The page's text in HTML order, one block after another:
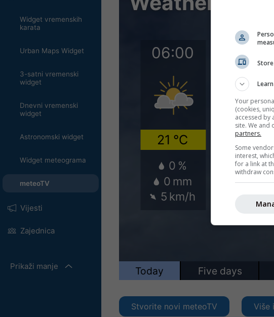
Widget vremenskih
karata
Urban Maps Widget
3-satni vremenski
widget
Dnevni vremenski
widget
Astronomski widget
Widget meteograma
meteoTV
Vijesti
Zajednica
Prikaži manje
Stvorite novi meteoTV Više
Your
(cookies,
accessed by
site. We and
partners.
Some
interest,
for a link at
withdraw